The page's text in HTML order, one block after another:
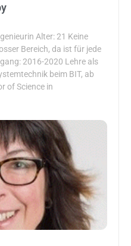
Alter: 21 Keine
Bereich, da ist für jede
2016-2020 Lehre als
beim BIT, ab
of Science in